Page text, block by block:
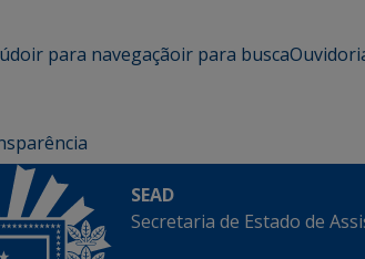
ir para navegaçãoir para busca
SEAD
Secretaria de Estado de